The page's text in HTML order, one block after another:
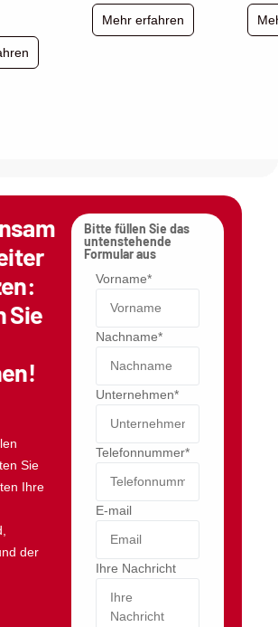
Mehr erfahren
Sie
Sie
Ihre
der
Bitte füllen Sie das
untenstehende
Formular aus
Vorname*
Nachname*
Unternehmen*
Telefonnummer*
E-mail
Ihre Nachricht